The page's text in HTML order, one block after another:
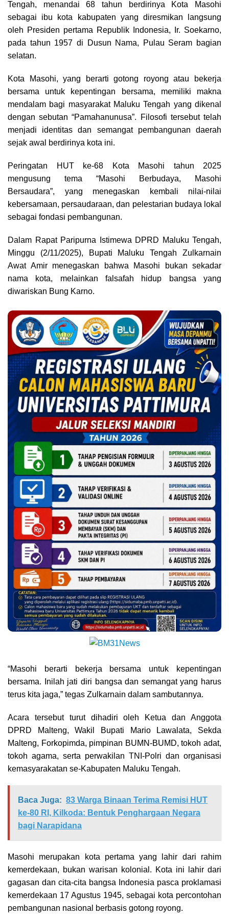
o
k
p
m
k
Tengah, menandai 68 tahun berdirinya Kota Masohi
sebagai ibu kota kabupaten yang diresmikan langsung
oleh Presiden pertama Republik Indonesia, Ir. Soekarno,
pada tahun 1957 di Dusun Nama, Pulau Seram bagian
selatan.
Kota Masohi, yang berarti gotong royong atau bekerja
bersama untuk kepentingan bersama, memiliki makna
mendalam bagi masyarakat Maluku Tengah yang dikenal
dengan sebutan “Pamahanunusa”. Filosofi tersebut telah
menjadi identitas dan semangat pembangunan daerah
sejak awal berdirinya kota ini.
Peringatan HUT ke-68 Kota Masohi tahun 2025
mengusung tema “Masohi Berbudaya, Masohi
Bersaudara”, yang menegaskan kembali nilai-nilai
kebersamaan, persaudaraan, dan pelestarian budaya lokal
sebagai fondasi pembangunan.
Dalam Rapat Paripurna Istimewa DPRD Maluku Tengah,
Minggu (2/11/2025), Bupati Maluku Tengah Zulkarnain
Awat Amir menegaskan bahwa Masohi bukan sekadar
nama kota, melainkan falsafah hidup bangsa yang
diwariskan Bung Karno.
“Masohi berarti bekerja bersama untuk kepentingan
bersama. Inilah jati diri bangsa dan semangat yang harus
terus kita jaga,” tegas Zulkarnain dalam sambutannya.
Acara tersebut turut dihadiri oleh Ketua dan Anggota
DPRD Malteng, Wakil Bupati Mario Lawalata, Sekda
Malteng, Forkopimda, pimpinan BUMN-BUMD, tokoh adat,
tokoh agama, serta perwakilan TNI-Polri dan organisasi
kemasyarakatan se-Kabupaten Maluku Tengah.
Baca Juga: 83 Warga Binaan Terima Remisi HUT
ke-80 RI, Kilkoda: Bentuk Penghargaan Negara
bagi Narapidana
Masohi merupakan kota pertama yang lahir dari rahim
kemerdekaan, bukan warisan kolonial. Kota ini lahir dari
gagasan dan cita-cita bangsa Indonesia pasca proklamasi
kemerdekaan 17 Agustus 1945, sebagai kota percontohan
pembangunan nasional berbasis gotong royong.